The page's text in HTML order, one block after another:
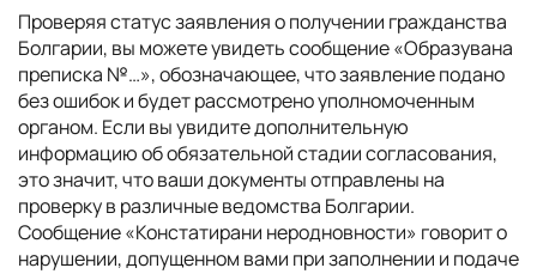
Проверяя статус заявления о получении гражданства
Болгарии, вы можете увидеть сообщение «Образувана
преписка №…», обозначающее, что заявление подано
без ошибок и будет рассмотрено уполномоченным
органом. Если вы увидите дополнительную
информацию об обязательной стадии согласования,
это значит, что ваши документы отправлены на
проверку в различные ведомства Болгарии.
Сообщение «Констатирани неродновности» говорит о
нарушении, допущенном вами при заполнении и подаче